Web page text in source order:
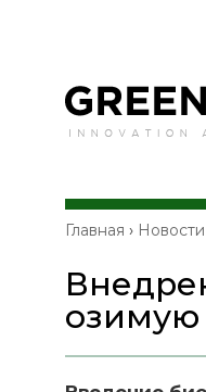
Главная › Новости